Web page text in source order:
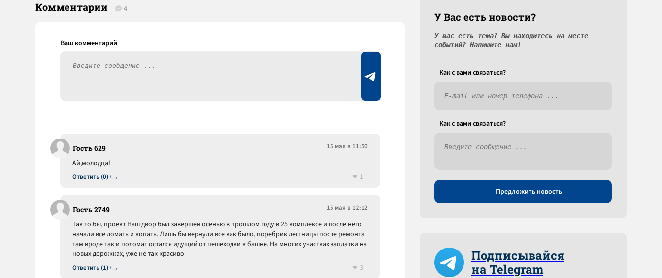
Комментарии 4
Гость 629 15 мая в 11:50
Ответить (0)
Ай,молодца!
1
Гость 2749 15 мая в 12:12
Ответить (1)
Так то бы, проект Наш двор был завершен осенью в прошлом году в 25 комплексе и после него
начали все ломать и копать. Лишь бы вернули все как было, поребрик лестницы после ремонта
там вроде так и поломат остался идущий от пешеходки к башне. На многих участках заплатки на
новых дорожках, уже не так красиво
3
У Вас есть новости?
У вас есть тема? Вы находитесь на месте
событий? Напишите нам!
Как c вами связаться?
Как c вами связаться?
Предложить новость
Подписывайся
на Telegram